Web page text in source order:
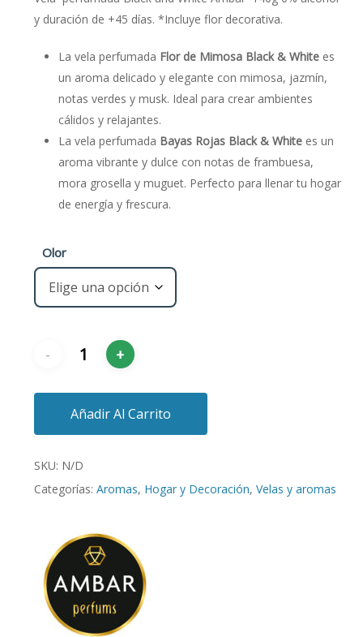
y duración de +45 días. *Incluye flor decorativa.
La vela perfumada Flor de Mimosa Black & Whitees
un aroma delicado y elegante con mimosa, jazmín,
notas verdes y musk. Ideal para crear ambientes
cálidos y relajantes.
La vela perfumada Bayas Rojas Black & Whitees un
aroma vibrante y dulce con notas de frambuesa,
mora grosella y muguet. Perfecto para llenar tu hogar
de energía y frescura.
Olor
Añadir Al Carrito
SKU: N/D
Categorías: Aromas, Hogar y Decoración, Velas y aromas